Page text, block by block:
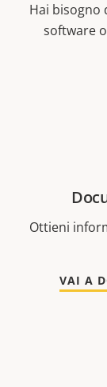
Hai bisogno
software
Ottieni
VAI A